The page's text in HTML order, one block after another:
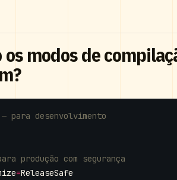
os modos de
para desenvolvimento
produção com segurança
=